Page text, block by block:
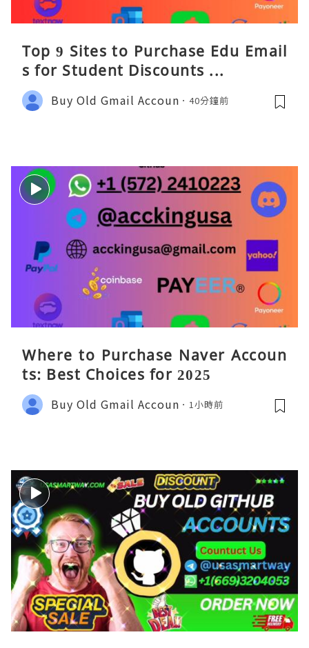
Top 9 Sites to Purchase Edu Email
s for Student Discounts ...
Buy Old Gmail Accoun 40分鐘前
Where to Purchase Naver Accoun
ts: Best Choices for 2025
Buy Old Gmail Accoun 1小時前